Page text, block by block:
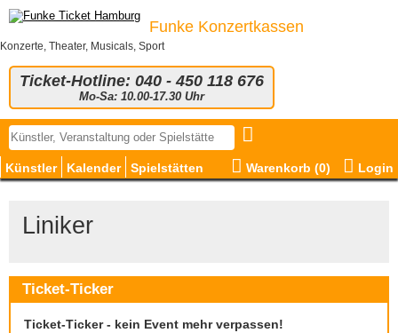
Funke Konzertkassen
Konzerte, Theater, Musicals, Sport
Ticket-Hotline: 040 - 450 118 676
Mo-Sa: 10.00-17.30 Uhr
Künstler Kalender Spielstätten Warenkorb (0) Login
Liniker
Ticket-Ticker
Ticket-Ticker - kein Event mehr verpassen!